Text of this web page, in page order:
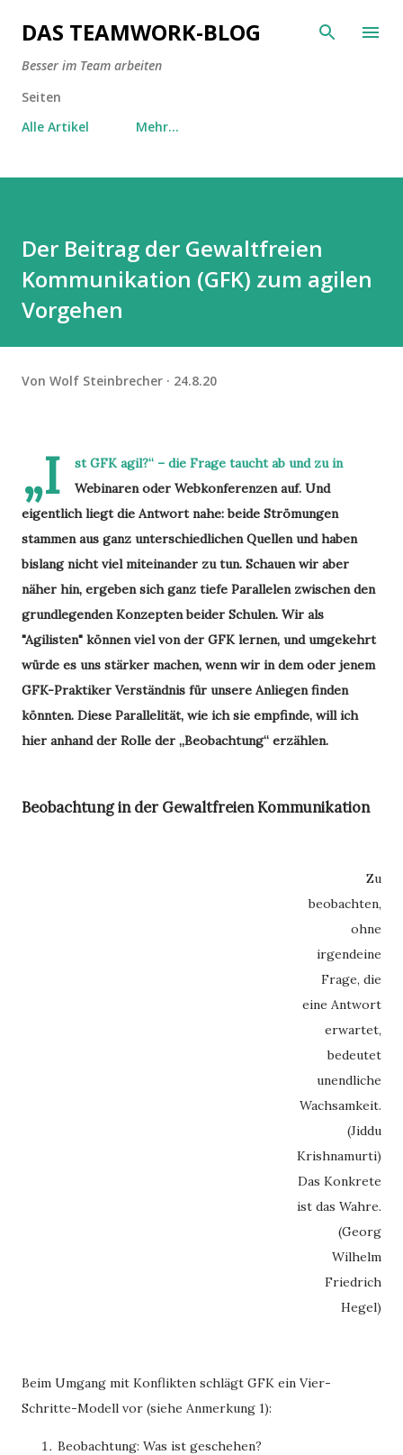
Direkt zum Hauptbereich
DAS TEAMWORK-BLOG
Besser im Team arbeiten
Seiten
Alle Artikel
Mehr…
Der Beitrag der Gewaltfreien
Kommunikation (GFK) zum agilen
Vorgehen
Von Wolf Steinbrecher 24.8.20
„I
st GFK agil?“ – die Frage taucht ab und zu in
Webinaren oder Webkonferenzen auf. Und
eigentlich liegt die Antwort nahe: beide Strömungen
stammen aus ganz unterschiedlichen Quellen und haben
bislang nicht viel miteinander zu tun. Schauen wir aber
näher hin, ergeben sich ganz tiefe Parallelen zwischen den
grundlegenden Konzepten beider Schulen. Wir als
"Agilisten" können viel von der GFK lernen, und umgekehrt
würde es uns stärker machen, wenn wir in dem oder jenem
GFK-Praktiker Verständnis für unsere Anliegen finden
könnten. Diese Parallelität, wie ich sie empfinde, will ich
hier anhand der Rolle der „Beobachtung“ erzählen.
Beobachtung in der Gewaltfreien Kommunikation
Zu
beobachten,
ohne
irgendeine
Frage, die
eine Antwort
erwartet,
bedeutet
unendliche
Wachsamkeit.
(Jiddu
Krishnamurti)
Das Konkrete
ist das Wahre.
(Georg
Wilhelm
Friedrich
Hegel)
Beim Umgang mit Konflikten schlägt GFK ein Vier-
Schritte-Modell vor (siehe Anmerkung 1):
Beobachtung: Was ist geschehen?